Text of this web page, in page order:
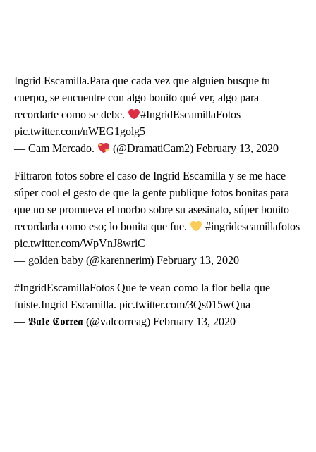
Ingrid Escamilla.Para que cada vez que alguien busque tu
cuerpo, se encuentre con algo bonito qué ver, algo para
recordarte como se debe.
#IngridEscamillaFotos
pic.twitter.com/nWEG1golg5
— Cam Mercado.
(@DramatiCam2) February 13, 2020
Filtraron fotos sobre el caso de Ingrid Escamilla y se me hace
súper cool el gesto de que la gente publique fotos bonitas para
que no se promueva el morbo sobre su asesinato, súper bonito
recordarla como eso; lo bonita que fue.
#ingridescamillafotos
pic.twitter.com/WpVnJ8wriC
— golden baby (@karennerim) February 13, 2020
#IngridEscamillaFotos Que te vean como la flor bella que
fuiste.Ingrid Escamilla. pic.twitter.com/3Qs015wQna
— 𝖁𝖆𝖑𝖊 𝕮𝖔𝖗𝖗𝖊𝖆 (@valcorreag) February 13, 2020